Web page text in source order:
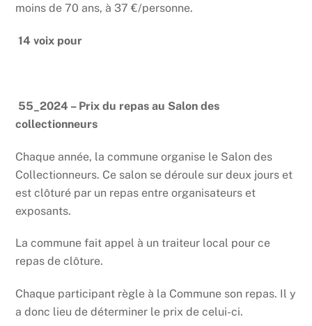
moins de 70 ans, à 37 €/personne.
14 voix pour
55_2024 – Prix du repas au Salon des
collectionneurs
Chaque année, la commune organise le Salon des
Collectionneurs. Ce salon se déroule sur deux jours et
est clôturé par un repas entre organisateurs et
exposants.
La commune fait appel à un traiteur local pour ce
repas de clôture.
Chaque participant règle à la Commune son repas. Il y
a donc lieu de déterminer le prix de celui-ci.